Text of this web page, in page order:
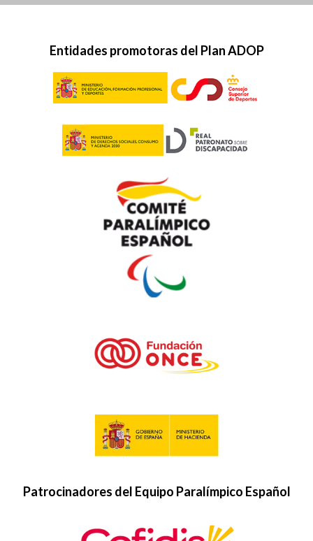
Entidades promotoras del Plan ADOP
Patrocinadores del Equipo Paralímpico Español